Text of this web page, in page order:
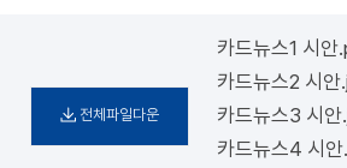
전체파일다운
카드뉴스1 시안
카드뉴스2 시
카드뉴스3 시
카드뉴스4 시